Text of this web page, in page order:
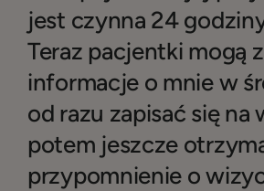
jest czynna 24
Teraz pacjentki mogą
informacje o mnie w
od razu zapisać się na
potem jeszcze
przypomnienie o